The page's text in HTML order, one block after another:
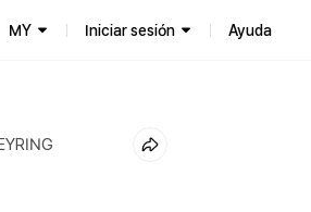
MY Iniciar sesión Ayuda